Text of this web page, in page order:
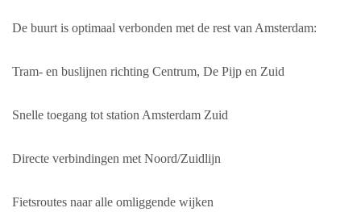
De buurt is optimaal verbonden met de rest van Amsterdam:
Tram- en buslijnen richting Centrum, De Pijp en Zuid
Snelle toegang tot station Amsterdam Zuid
Directe verbindingen met Noord/Zuidlijn
Fietsroutes naar alle omliggende wijken